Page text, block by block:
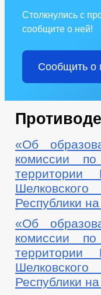
Столкнулись с
сообщите о ней!
Сообщить о
«Об
комиссии
территории
Республики
«Об
комиссии
территории
Республики